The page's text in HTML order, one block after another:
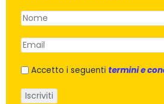
Accetto i seguenti termini e